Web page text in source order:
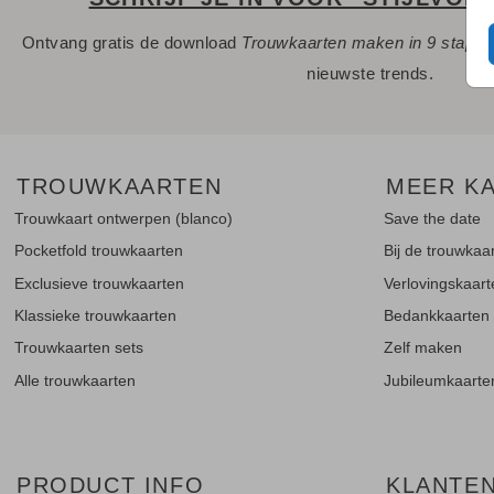
Ontvang gratis de download Trouwkaarten maken in 9 stappen
nieuwste trends.
TROUWKAARTEN
Trouwkaart ontwerpen (blanco)
Pocketfold trouwkaarten
Exclusieve trouwkaarten
Klassieke trouwkaarten
Trouwkaarten sets
Alle trouwkaarten
MEER
Save the date
Bij de
Bedankkaarten
Zelf maken
PRODUCT INFO